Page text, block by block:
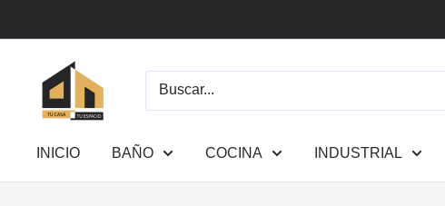
directamente
contenido
Casa
Tu
Espacio
INICIO BAÑO COCINA INDUSTRIAL